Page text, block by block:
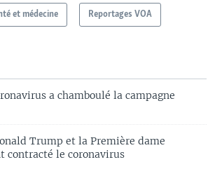
et médecine Reportages VOA
a chamboulé la campagne
Trump et la Première dame
contracté le coronavirus